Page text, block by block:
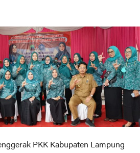
PKK Kabupaten Lampung